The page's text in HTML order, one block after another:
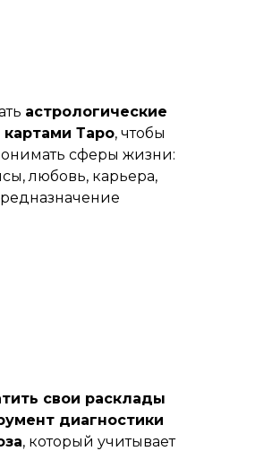
астрологические
Таро, чтобы
сферы жизни:
любовь, карьера,
свои расклады
диагностики
, который учитывает